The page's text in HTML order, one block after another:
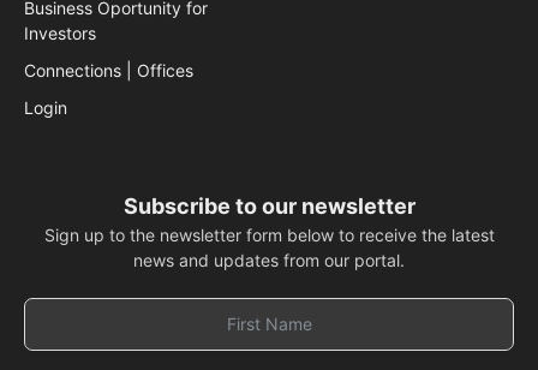
Business Oportunity for
Investors
Connections | Offices
Login
Subscribe to our newsletter
Sign up to the newsletter form below to receive the latest
news and updates from our portal.